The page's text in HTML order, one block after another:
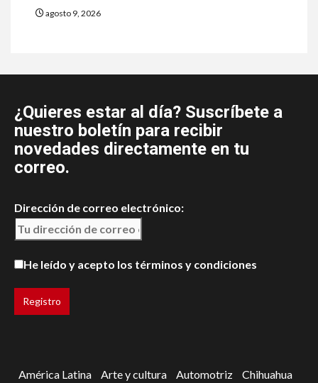
agosto 9, 2026
¿Quieres estar al día? Suscríbete a
nuestro boletín para recibir
novedades directamente en tu
correo.
Dirección de correo electrónico:
He leído y acepto los términos y condiciones
América Latina Arte y cultura Automotriz
Chihuahua